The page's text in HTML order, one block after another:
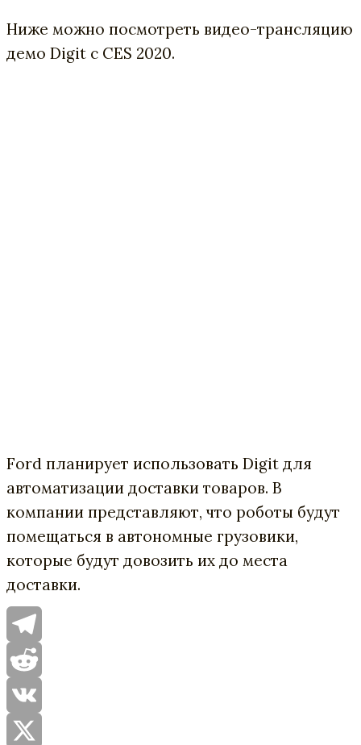
Ниже можно посмотреть видео-трансляцию
демо Digit с CES 2020.
Ford планирует использовать Digit для
автоматизации доставки товаров. В
компании представляют, что роботы будут
помещаться в автономные грузовики,
которые будут довозить их до места
доставки.
Telegram
Reddit
VK